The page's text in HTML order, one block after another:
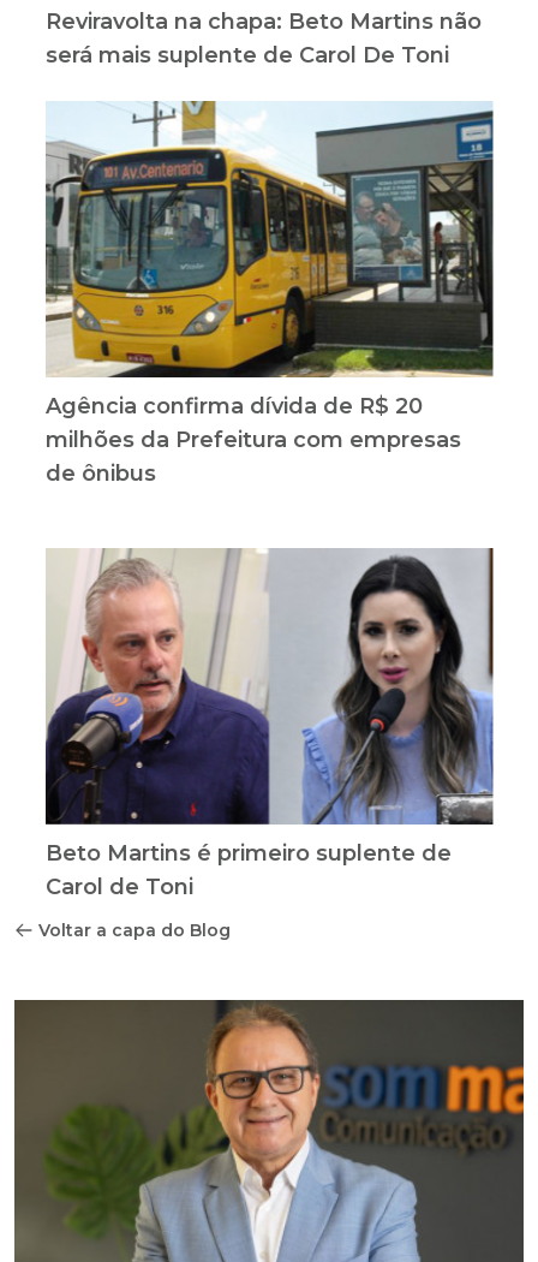
Reviravolta na chapa: Beto Martins não
será mais suplente de Carol De Toni
Agência confirma dívida de R$ 20
milhões da Prefeitura com empresas
de ônibus
Beto Martins é primeiro suplente de
Carol de Toni
Voltar a capa do Blog